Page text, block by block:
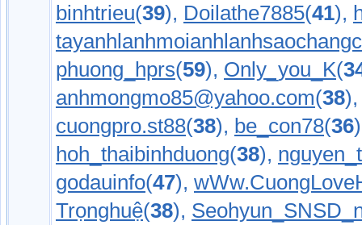
binhtrieu(39), Doilathe7885(41),
phuong_hprs(59), Only_you_K(
anhmongmo85@yahoo.com(38
cuongpro.st88(38), be_con78(36
hoh_thaibinhduong(38),
godauinfo(47),
Trọnghuệ(38),